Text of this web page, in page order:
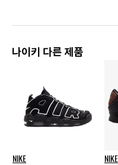
나이키 다른 제품
NIKE NIKE